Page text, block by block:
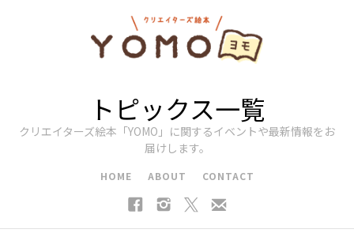
トピックス一覧
クリエイターズ絵本「YOMO」に関するイベントや最新情報をお
届けします。
HOME ABOUT CONTACT